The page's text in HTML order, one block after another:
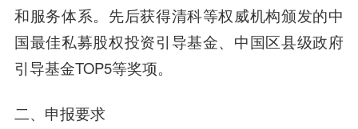
和服务体系。先后获得清科等权威机构颁发的中
国最佳私募股权投资引导基金、中国区县级政府
引导基金TOP5等奖项。
二、申报要求